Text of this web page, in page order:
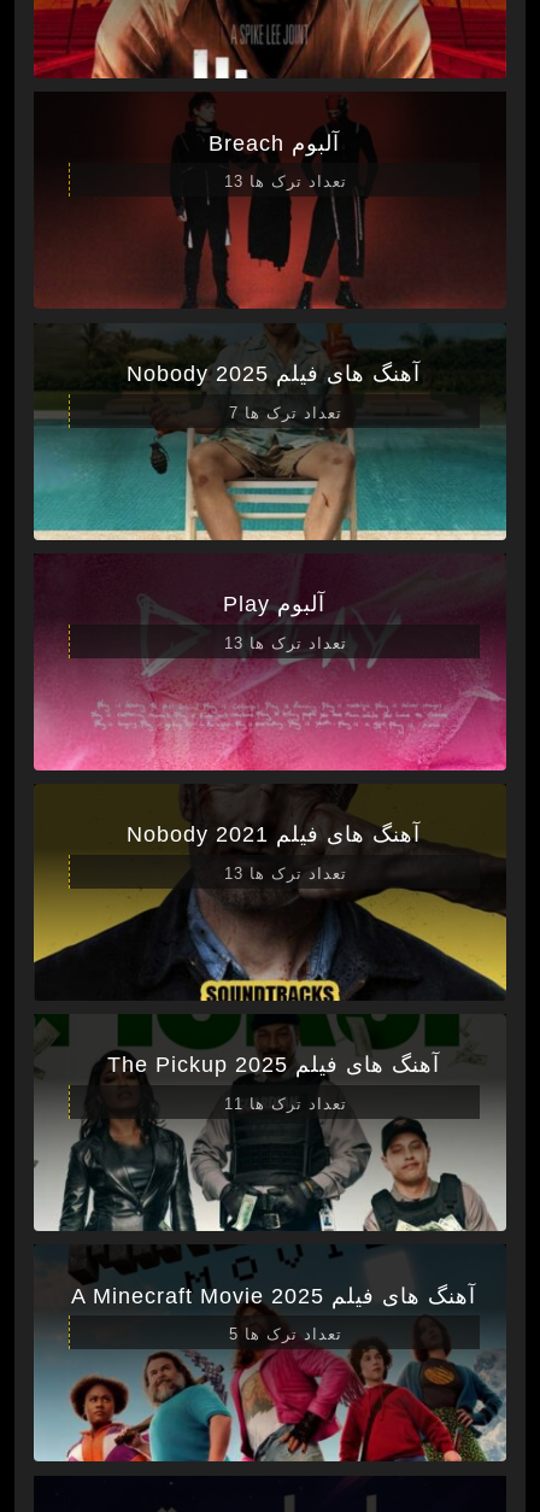
آلبوم Breach
تعداد ترک ها 13
آهنگ های فیلم Nobody 2025
تعداد ترک ها 7
آلبوم Play
تعداد ترک ها 13
آهنگ های فیلم Nobody 2021
تعداد ترک ها 13
آهنگ های فیلم The Pickup 2025
تعداد ترک ها 11
آهنگ های فیلم A Minecraft Movie 2025
تعداد ترک ها 5